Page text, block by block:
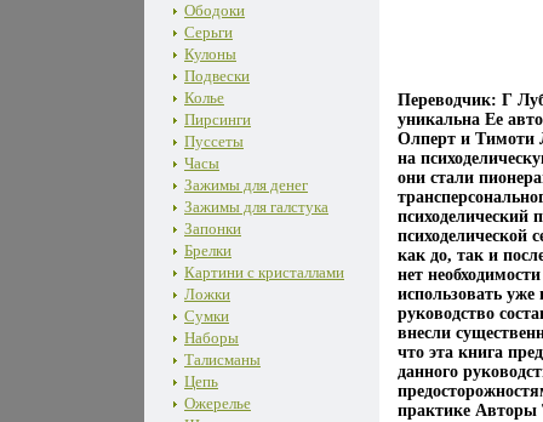
Ободоки
Серьги
Кулоны
Подвески
Колье
Пирсинги
Пуссеты
Часы
Зажимы для денег
Зажимы для галстука
Запонки
Брелки
Картини с кристаллами
Ложки
Сумки
Наборы
Талисманы
Цепь
Ожерелье
Переводчик: Г
уникальна Ее
Олперт и Тимоти
на
они стали
психоделический
психоделической
как до, так и
нет
использовать
руководство
внесли
что эта книга
данного
практике Авторы